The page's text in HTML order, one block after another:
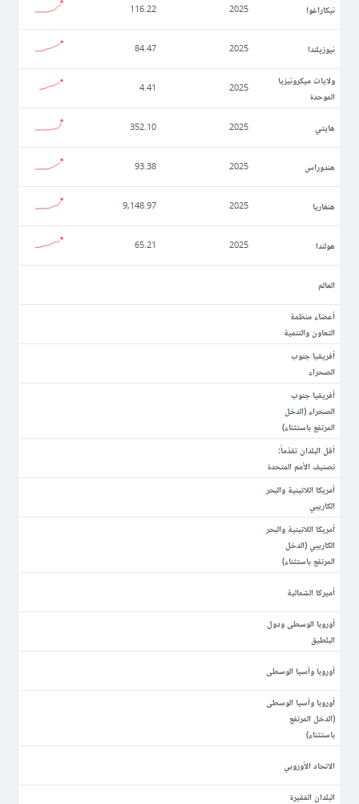
نيكاراغوا 2025
116.22
نيوزيلندا 2025
84.47
ولايات ميكرونيزيا
الموحدة
2025
4.41
ھايتي 2025
352.10
ھندوراس 2025
93.38
ھنغاريا 2025
9,148.97
ھولندا 2025
65.21
العالم
أعضاء منظمة
التعاون والتنمية
أفريقيا جنوب
الصحراء
أفريقيا جنوب
الصحراء (الدخل
المرتفع باستثناء)
أقل البلدان تقدّماً:
تصنيف الأمم المتحدة
أمريكا اللاتينية والبحر
الكاريبي
أمريكا اللاتينية والبحر
الكاريبي (الدخل
المرتفع باستثناء)
أميركا الشمالية
أوروبا الوسطى ودول
البلطيق
أوروبا وآسيا الوسطى
أوروبا وآسيا الوسطى
(الدخل المرتفع
باستثناء)
الاتحاد الأوروبي
البلدان الفقيرة